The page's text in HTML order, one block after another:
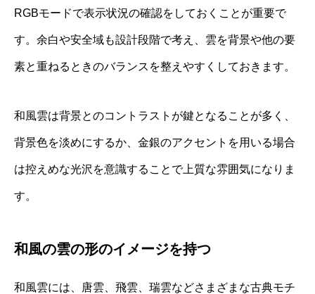
RGBモードで表示状況の確認をしておくことが重要で
す。余白や安全域も設計段階で考え、雲を背景や他の要
素と重ねるときのバランスを整えやすくしておきます。
和風雲は背景とのコントラストが鍵となることが多く、
背景色を淡めにするか、金銀のアクセントを用いる場合
は控えめな光沢を意識することで上質な雰囲気になりま
す。
和風の雲の形のイメージを持つ
和風雲には、唐雲、飛雲、瑞雲などさまざまな古典モチ